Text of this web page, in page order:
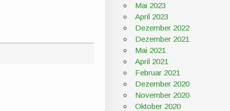
Mai 2023
April 2023
Dezember 2022
Dezember 2021
Mai 2021
April 2021
Februar 2021
Dezember 2020
November 2020
Oktober 2020